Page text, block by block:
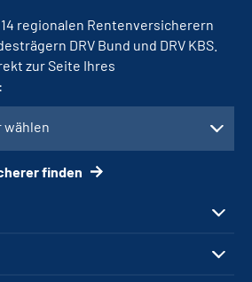
regionalen Rentenversicherern
DRV Bund und DRV KBS.
zur Seite Ihres
wählen
finden